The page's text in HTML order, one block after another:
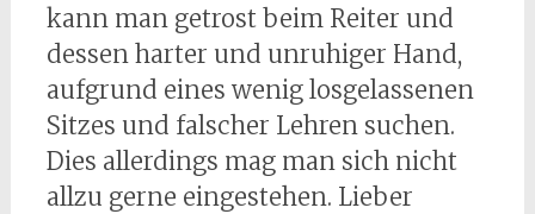
kann man getrost beim Reiter und
dessen harter und unruhiger Hand,
aufgrund eines wenig losgelassenen
Sitzes und falscher Lehren suchen.
Dies allerdings mag man sich nicht
allzu gerne eingestehen. Lieber